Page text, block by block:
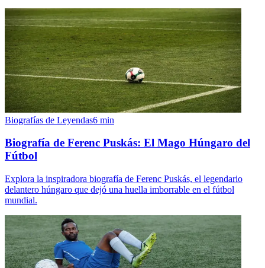
Biografías de Leyendas6 min
Biografía de Ferenc Puskás: El Mago Húngaro del
Fútbol
Explora la inspiradora biografía de Ferenc Puskás, el legendario
delantero húngaro que dejó una huella imborrable en el fútbol
mundial.